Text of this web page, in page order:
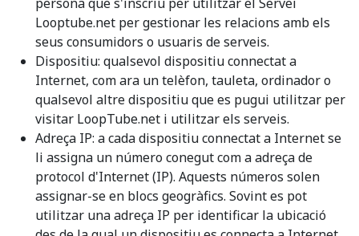
Looptube.net per gestionar les relacions amb els
seus consumidors o usuaris de serveis.
Dispositiu: qualsevol dispositiu connectat a
Internet, com ara un telèfon, tauleta, ordinador o
qualsevol altre dispositiu que es pugui utilitzar per
visitar LoopTube.net i utilitzar els serveis.
Adreça IP: a cada dispositiu connectat a Internet se
li assigna un número conegut com a adreça de
protocol d'Internet (IP). Aquests números solen
assignar-se en blocs geogràfics. Sovint es pot
utilitzar una adreça IP per identificar la ubicació